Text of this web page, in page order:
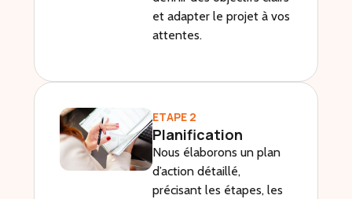
et adapter le projet à vos
attentes.
ETAPE 2
Planification
Nous élaborons un plan
d’action détaillé,
précisant les étapes, les